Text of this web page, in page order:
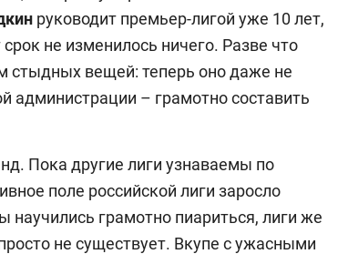
руководит премьер-лигой уже 10 лет,
не изменилось ничего. Разве что
стыдных вещей: теперь оно даже не
администрации – грамотно составить
Пока другие лиги узнаваемы по
поле российской лиги заросло
грамотно пиариться, лиги же
не существует. Вкупе с ужасными